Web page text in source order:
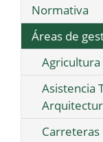
Normativa
Áreas de
Agricultura
Asistencia
Carreteras